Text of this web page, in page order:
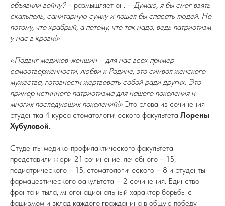
объявили войну?– размышляет он. – Думаю, я бы смог взять
скальпель, санитарную сумку и пошел бы спасать людей. Не
потому, что храбрый, а потому, что так надо, ведь патриотизм
у нас в крови!»
«Подвиг медиков-женщин – для нас всех пример
самоотверженности, любви к Родине, это символ женского
мужества, готовности жертвовать собой ради других. Это
пример истинного патриотизма для нашего поколения и
многих последующих поколений!» Это слова из сочинения
студентка 4 курса стоматологического факультета Лорены
Хубуловой.
Студенты медико-профилактического факультета
представили жюри 21 сочинение: лечебного – 15,
педиатрического – 15, стоматологического – 8 и студенты
фармацевтического факультета – 2 сочинения. Единство
фронта и тыла, многонациональный характер борьбы с
фашизмом и вклад каждого гражданина в общую победу